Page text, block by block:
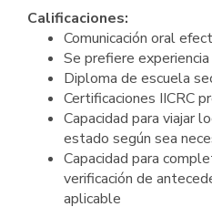
Calificaciones:
Comunicación oral
Se prefiere
Diploma de escuela
Certificaciones IICRC
Capacidad para viajar
estado según sea
Capacidad para
verificación de
aplicable